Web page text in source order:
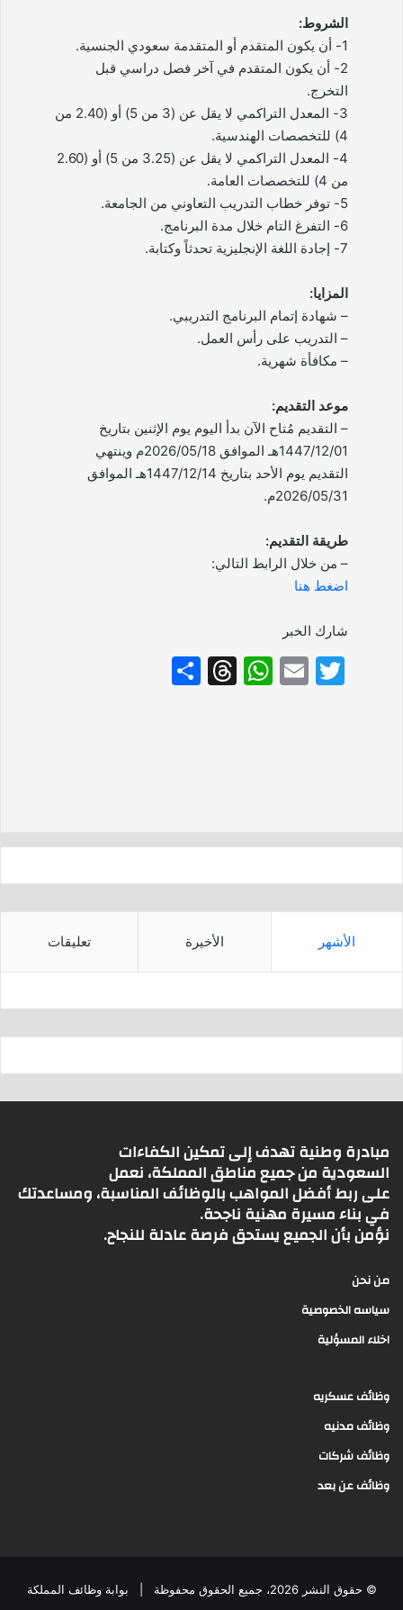
الشروط:
1- أن يكون المتقدم أو المتقدمة سعودي الجنسية.
2- أن يكون المتقدم في آخر فصل دراسي قبل
التخرج.
3- المعدل التراكمي لا يقل عن (3 من 5) أو (2.40 من
4) للتخصصات الهندسية.
4- المعدل التراكمي لا يقل عن (3.25 من 5) أو (2.60
من 4) للتخصصات العامة.
5- توفر خطاب التدريب التعاوني من الجامعة.
6- التفرغ التام خلال مدة البرنامج.
7- إجادة اللغة الإنجليزية تحدثاً وكتابة.
المزايا:
– شهادة إتمام البرنامج التدريبي.
– التدريب على رأس العمل.
– مكافأة شهرية.
موعد التقديم:
– التقديم مُتاح الآن بدأ اليوم يوم الإثنين بتاريخ
1447/12/01هـ الموافق 2026/05/18م وينتهي
التقديم يوم الأحد بتاريخ 1447/12/14هـ الموافق
2026/05/31م.
طريقة التقديم:
– من خلال الرابط التالي:
اضغط هنا
شارك الخبر
T
E
W
p
T
الأشهر الأخيرة تعليقات
مبادرة وطنية تهدف إلى تمكين الكفاءات
السعودية من جميع مناطق المملكة، نعمل
على ربط أفضل المواهب بالوظائف المناسبة، ومساعدتك
في بناء مسيرة مهنية ناجحة.
نؤمن بأن الجميع يستحق فرصة عادلة للنجاح.
من نحن
سياسه الخصوصية
اخلاء المسؤلية
وظائف عسكريه
وظائف مدنيه
وظائف شركات
وظائف عن بعد
© حقوق النشر 2026، جميع الحقوق محفوظة | بوابة وظائف المملكة